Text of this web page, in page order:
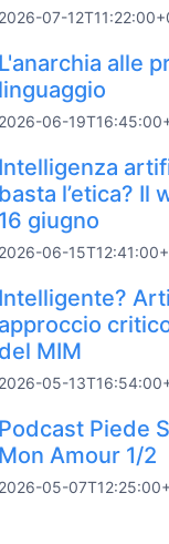
2026-07-
L'anarchia alle
linguaggio
2026-06-
Intelligenza
basta l’etica? Il
16 giugno
2026-06-
Intelligente?
approccio
del MIM
2026-05-
Podcast Piede
Mon Amour 1/2
2026-05-